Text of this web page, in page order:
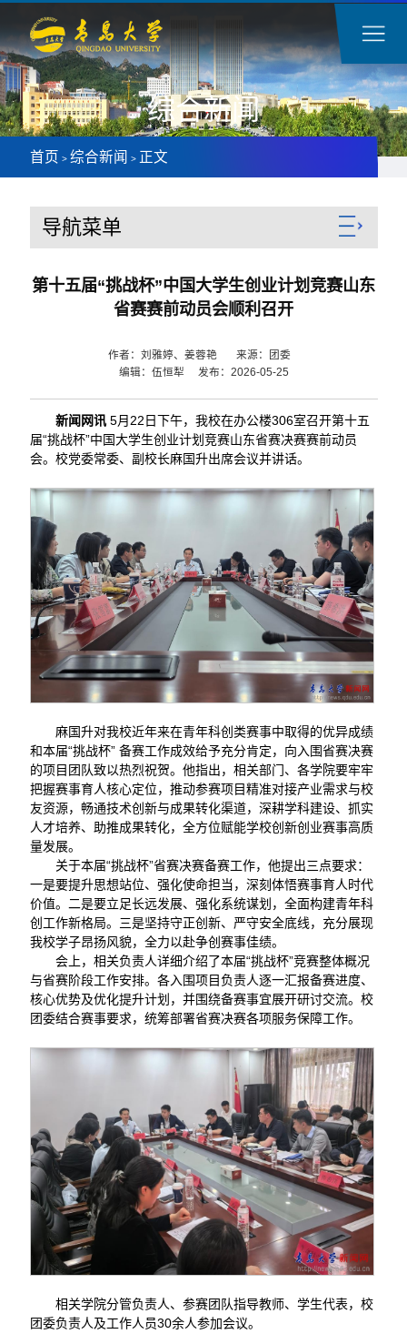
综合新闻
首页 > 综合新闻 > 正文
导航菜单
第十五届“挑战杯”中国大学生创业计划竞赛山东
省赛赛前动员会顺利召开
作者：刘雅婷、姜蓉艳 来源：团委
编辑：伍恒犁 发布：2026-05-25
新闻网讯5月22日下午，我校在办公楼306室召开第十五
届“挑战杯”中国大学生创业计划竞赛山东省赛决赛赛前动员
会。校党委常委、副校长麻国升出席会议并讲话。
麻国升对我校近年来在青年科创类赛事中取得的优异成绩
和本届“挑战杯” 备赛工作成效给予充分肯定，向入围省赛决赛
的项目团队致以热烈祝贺。他指出，相关部门、各学院要牢牢
把握赛事育人核心定位，推动参赛项目精准对接产业需求与校
友资源，畅通技术创新与成果转化渠道，深耕学科建设、抓实
人才培养、助推成果转化，全方位赋能学校创新创业赛事高质
量发展。
关于本届“挑战杯”省赛决赛备赛工作，他提出三点要求：
一是要提升思想站位、强化使命担当，深刻体悟赛事育人时代
价值。二是要立足长远发展、强化系统谋划，全面构建青年科
创工作新格局。三是坚持守正创新、严守安全底线，充分展现
我校学子昂扬风貌，全力以赴争创赛事佳绩。
会上，相关负责人详细介绍了本届“挑战杯”竞赛整体概况
与省赛阶段工作安排。各入围项目负责人逐一汇报备赛进度、
核心优势及优化提升计划，并围绕备赛事宜展开研讨交流。校
团委结合赛事要求，统筹部署省赛决赛各项服务保障工作。
相关学院分管负责人、参赛团队指导教师、学生代表，校
团委负责人及工作人员30余人参加会议。